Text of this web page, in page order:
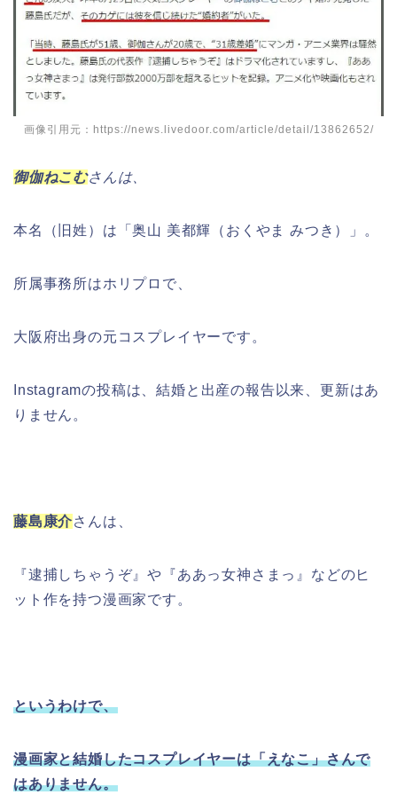
画像引用元：https://news.livedoor.com/article/detail/13862652/
御伽ねこむさんは、
本名（旧姓）は「奥山 美都輝（おくやま みつき）」。
所属事務所はホリプロで、
大阪府出身の元コスプレイヤーです。
Instagramの投稿は、結婚と出産の報告以来、更新はあ
りません。
藤島康介さんは、
『逮捕しちゃうぞ』や『ああっ女神さまっ』などのヒ
ット作を持つ漫画家です。
というわけで、
漫画家と結婚したコスプレイヤーは「えなこ」さんで
はありません。